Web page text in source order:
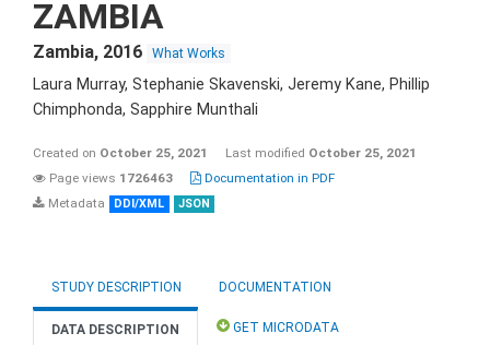
ZAMBIA
Zambia, 2016 What Works
Laura Murray, Stephanie Skavenski, Jeremy Kane, Phillip
Chimphonda, Sapphire Munthali
Created on October 25, 2021 Last modified October 25, 2021
Page views 1726463
Documentation in PDF
Metadata
DDI/XML JSON
STUDY DESCRIPTION DOCUMENTATION
DATA DESCRIPTION GET MICRODATA